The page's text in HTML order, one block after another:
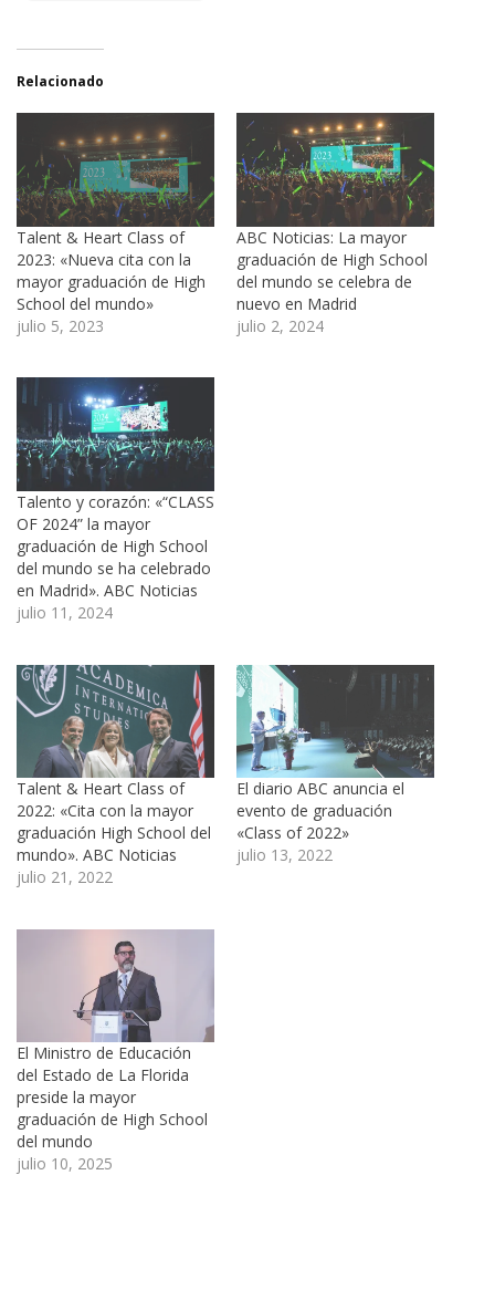
Relacionado
Talent & Heart Class of
2023: «Nueva cita con la
mayor graduación de High
School del mundo»
julio 5, 2023
ABC Noticias: La mayor
graduación de High School
del mundo se celebra de
nuevo en Madrid
julio 2, 2024
Talento y corazón: «“CLASS
OF 2024” la mayor
graduación de High School
del mundo se ha celebrado
en Madrid». ABC Noticias
julio 11, 2024
Talent & Heart Class of
2022: «Cita con la mayor
graduación High School del
mundo». ABC Noticias
julio 21, 2022
El diario ABC anuncia el
evento de graduación
«Class of 2022»
julio 13, 2022
El Ministro de Educación
del Estado de La Florida
preside la mayor
graduación de High School
del mundo
julio 10, 2025